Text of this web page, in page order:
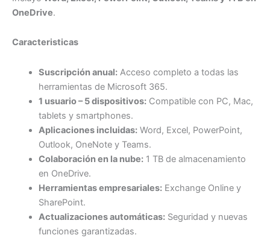
OneDrive.
Caracteristicas
Suscripción anual:Acceso completo a todas las
herramientas de Microsoft 365.
1 usuario – 5 dispositivos:Compatible con PC, Mac,
tablets y smartphones.
Aplicaciones incluidas:Word, Excel, PowerPoint,
Outlook, OneNote y Teams.
Colaboración en la nube:1 TB de almacenamiento
en OneDrive.
Herramientas empresariales:Exchange Online y
SharePoint.
Actualizaciones automáticas:Seguridad y nuevas
funciones garantizadas.